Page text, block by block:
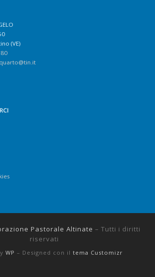
(VE)
Pastorale Altinate – Tutti i diritti
riservati
WP – Designed con il tema Customizr